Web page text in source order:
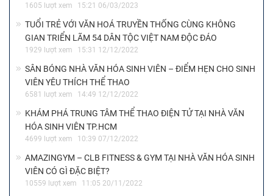
1605 lượt xem 15:21 06/03/2023
TUỔI TRẺ VỚI VĂN HOÁ TRUYỀN THỐNG CÙNG KHÔNG
GIAN TRIỂN LÃM 54 DÂN TỘC VIỆT NAM ĐỘC ĐÁO
1929 lượt xem 15:31 12/12/2022
SÂN BÓNG NHÀ VĂN HÓA SINH VIÊN – ĐIỂM HẸN CHO SINH
VIÊN YÊU THÍCH THỂ THAO
6581 lượt xem 14:49 12/12/2022
KHÁM PHÁ TRUNG TÂM THỂ THAO ĐIỆN TỬ TẠI NHÀ VĂN
HÓA SINH VIÊN TP.HCM
4699 lượt xem 10:39 07/12/2022
AMAZINGYM – CLB FITNESS & GYM TẠI NHÀ VĂN HÓA SINH
VIÊN CÓ GÌ ĐẶC BIỆT?
10559 lượt xem 11:05 20/11/2022